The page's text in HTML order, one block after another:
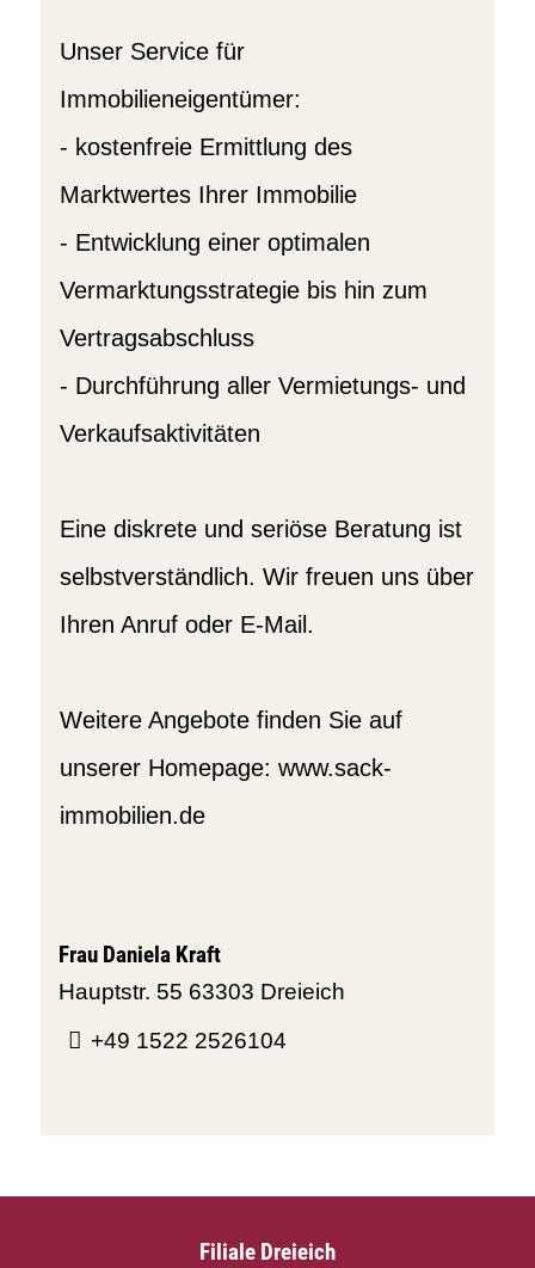
Unser Service für
Immobilieneigentümer:
- kostenfreie Ermittlung des
Marktwertes Ihrer Immobilie
- Entwicklung einer optimalen
Vermarktungsstrategie bis hin zum
Vertragsabschluss
- Durchführung aller Vermietungs- und
Verkaufsaktivitäten
Eine diskrete und seriöse Beratung ist
selbstverständlich. Wir freuen uns über
Ihren Anruf oder E-Mail.
Weitere Angebote finden Sie auf
unserer Homepage: www.sack-
immobilien.de
Frau Daniela Kraft
Hauptstr. 55 63303 Dreieich
+49 1522 2526104
Filiale Dreieich